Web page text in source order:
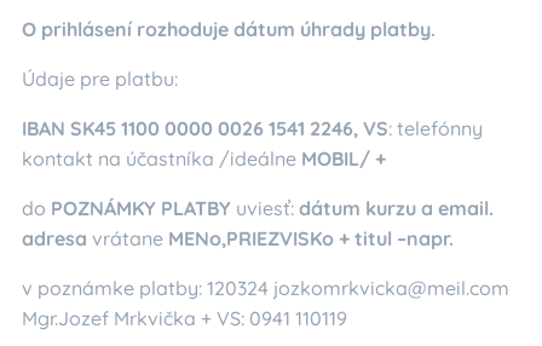
O prihlásení rozhoduje dátum úhrady platby.
Údaje pre platbu:
IBAN SK45 1100 0000 0026 1541 2246, VS: telefónny
kontakt na účastníka /ideálne MOBIL/ +
do POZNÁMKY PLATBY uviesť: dátum kurzu a email.
adresa vrátane MENo,PRIEZVISKo + titul –napr.
v poznámke platby: 120324 jozkomrkvicka@meil.com
Mgr.Jozef Mrkvička + VS: 0941 110119